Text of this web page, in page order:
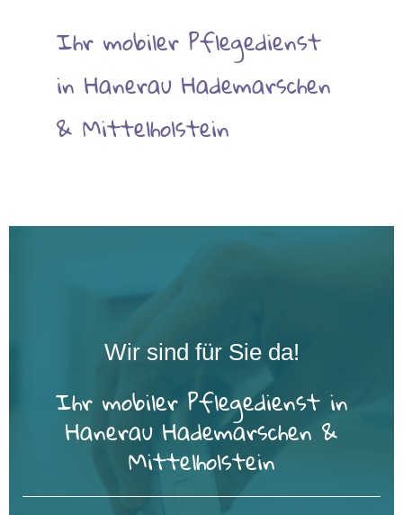
Ihr mobiler Pflegedienst
in Hanerau Hademarschen
& Mittelholstein
Wir sind für Sie da!
Ihr mobiler Pflegedienst in
Hanerau Hademarschen &
Mittelholstein